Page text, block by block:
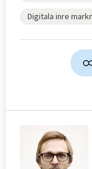
Digitala inre